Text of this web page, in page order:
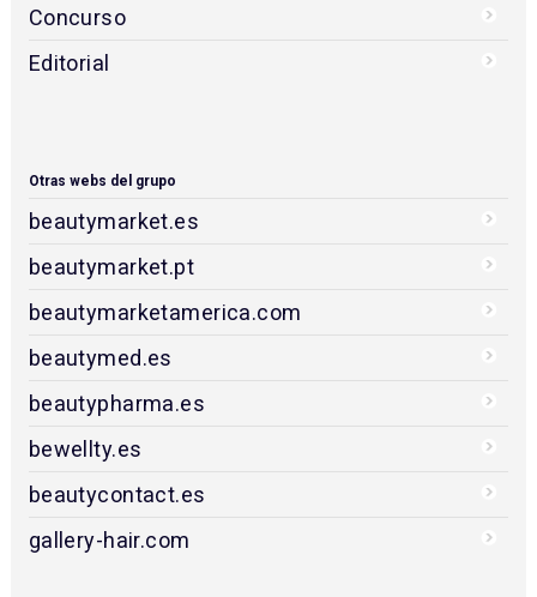
Concurso
Editorial
Otras webs del grupo
beautymarket.es
beautymarket.pt
beautymarketamerica.com
beautymed.es
beautypharma.es
bewellty.es
beautycontact.es
gallery-hair.com